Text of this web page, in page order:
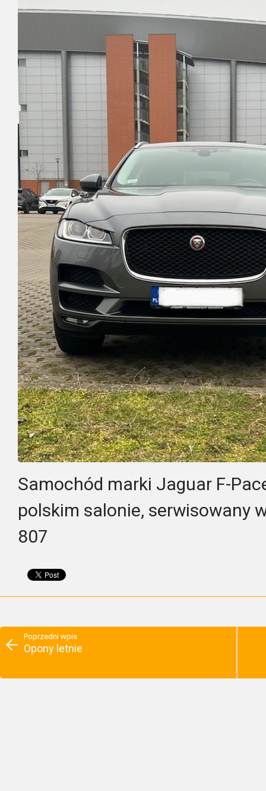
Samochód marki Jaguar F-
polskim salonie, serwisowany
807
Poprzedni wpis
Opony letnie